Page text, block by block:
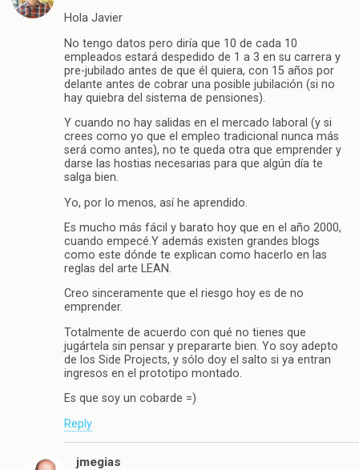
Hola Javier
No tengo datos pero diría que 10 de cada 10
empleados estará despedido de 1 a 3 en su carrera y
pre-jubilado antes de que él quiera, con 15 años por
delante antes de cobrar una posible jubilación (si no
hay quiebra del sistema de pensiones).
Y cuando no hay salidas en el mercado laboral (y si
crees como yo que el empleo tradicional nunca más
será como antes), no te queda otra que emprender y
darse las hostias necesarias para que algún día te
salga bien.
Yo, por lo menos, así he aprendido.
Es mucho más fácil y barato hoy que en el año 2000,
cuando empecé.Y además existen grandes blogs
como este dónde te explican como hacerlo en las
reglas del arte LEAN.
Creo sinceramente que el riesgo hoy es de no
emprender.
Totalmente de acuerdo con qué no tienes que
jugártela sin pensar y prepararte bien. Yo soy adepto
de los Side Projects, y sólo doy el salto si ya entran
ingresos en el prototipo montado.
Es que soy un cobarde =)
Reply
jmegias